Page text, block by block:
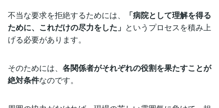
不当な要求を拒絶するためには、
「病院として理解を得る
ために、これだけの尽力をした」 というプロセスを積み上
げる必要があります。
そのためには、 各関係者がそれぞれの役割を果たすことが
絶対条件なのです。